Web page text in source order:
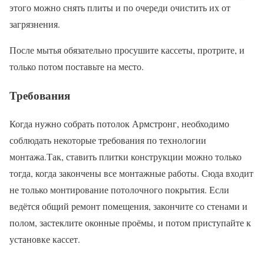
этого можно снять плиты и по очереди очистить их от
загрязнения.
После мытья обязательно просушите кассеты, протрите, и
только потом поставьте на место.
Требования
Когда нужно собрать потолок Армстронг, необходимо
соблюдать некоторые требования по технологии
монтажа.Так, ставить плитки конструкции можно только
тогда, когда закончены все монтажные работы. Сюда входит
не только монтирование потолочного покрытия. Если
ведётся общий ремонт помещения, закончите со стенами и
полом, застеклите оконные проёмы, и потом приступайте к
установке кассет.